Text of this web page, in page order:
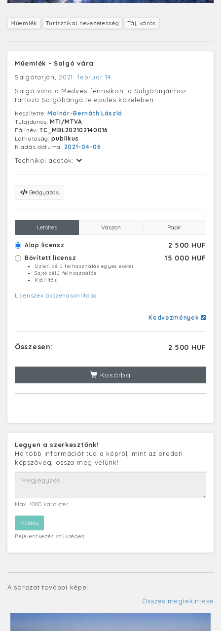
Műemlék Turisztikai nevezetesség Táj, város
Műemlék - Salgó vára
Salgótarján,2021. február 14.
Salgó vára a Medves-fennsíkon, a Salgótarjánhoz
tartozó Salgóbánya település közelében.
Készítette:Molnár-Bernáth László
Tulajdonos:MTI/MTVA
Fájlnév:TC_MBL202102140016
Láthatóság:publikus
Kiadás dátuma: 2021-04-06
Technikai adatok:
Beágyazás
Letöltés Vászon Papír
Alap licensz 2 500 HUF
Bővített licensz 15 000 HUF
Üzleti célú felhasználás egyes esetei
Sajtó célú felhasználás
Kiállítás
Licenszek összehasonlítása
Kedvezmények
Összesen: 2 500 HUF
Kosárba
Legyen a szerkesztőnk!
Ha több információt tud a képről, mint az eredeti
képszöveg, ossza meg velünk!
Max. 1000 karakter
Bejelentkezés szükséges!
A sorozat további képei:
Összes megtekintése